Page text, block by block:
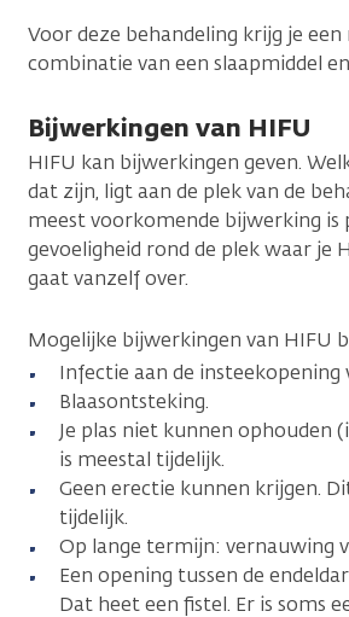
Voor deze behandeling krijg je een
combinatie van een slaapmiddel
Bijwerkingen van HIFU
HIFU kan bijwerkingen geven.
dat zijn, ligt aan de plek van de
meest voorkomende bijwerking is
gevoeligheid rond de plek waar je
gaat vanzelf over.
Mogelijke bijwerkingen van HIFU
Infectie aan de insteekopening
Blaasontsteking.
Je plas niet kunnen ophouden
is meestal tijdelijk.
Geen erectie kunnen krijgen.
tijdelijk.
Op lange termijn: vernauwing
Een opening tussen de
Dat heet een fistel. Er is soms